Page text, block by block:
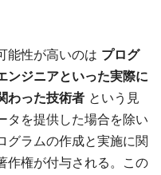
能性が高いのは プログ
ンジニアといった実際に
わった技術者 という見
タを提供した場合を除い
グラムの作成と実施に関
作権が付与される。この